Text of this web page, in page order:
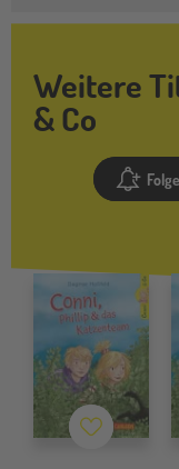
Weitere
& Co
Merkzettel